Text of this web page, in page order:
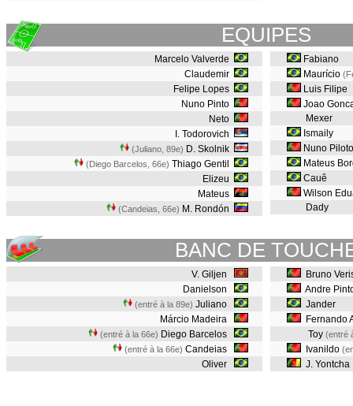
EQUIPES
Marcelo Valverde
Claudemir
Felipe Lopes
Nuno Pinto
Neto
I. Todorovich
(Juliano, 89e) D. Skolnik
(Diego Barcelos, 66e) Thiago Gentil
Elizeu
Mateus
(Candeias, 66e) M. Rondón
Fabiano
Maurício
Luis Filipe
Joao
Mexer
Ismaily
Nuno
Mateus
Cauê
Wilson
Dady
BANC DE
V. Giljen
Danielson
(entré à la 89e) Juliano
Márcio Madeira
(entré à la 66e) Diego Barcelos
(entré à la 66e) Candeias
Oliver
Bruno
Andre
Jander
Fernando
Toy (entré
Ivanildo
J. Yontcha